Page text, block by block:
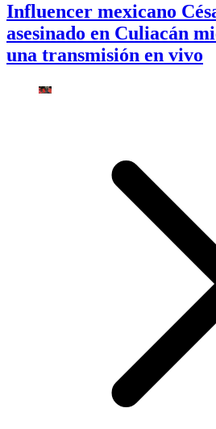
Influencer mexicano
asesinado en Culiacán
una transmisión en vivo